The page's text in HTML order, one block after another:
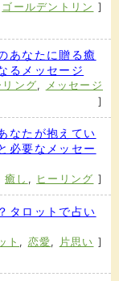
ゴールデントリン ]
あなたに贈る癒
るメッセージ
リング,
メッセージ
]
なたが抱えてい
必要なメッセー
癒し , ヒーリング ]
タロットで占い
ト , 恋愛, 片思い ]